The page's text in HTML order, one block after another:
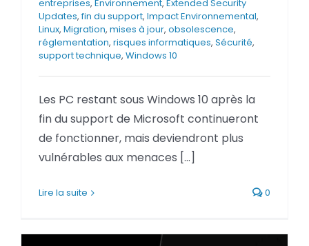
EVENEMENTS
BLOG
SOCIETE
Rechercher:
entreprises, Environnement, Extended Security
Updates,fin du support, Impact Environnemental,
Linux, Migration, mises à jour, obsolescence,
réglementation, risques informatiques, Sécurité,
support technique, Windows 10
Les PC restant sous Windows 10 après la
fin du support de Microsoft continueront
de fonctionner, mais deviendront plus
vulnérables aux menaces [...]
Lire la suite 0